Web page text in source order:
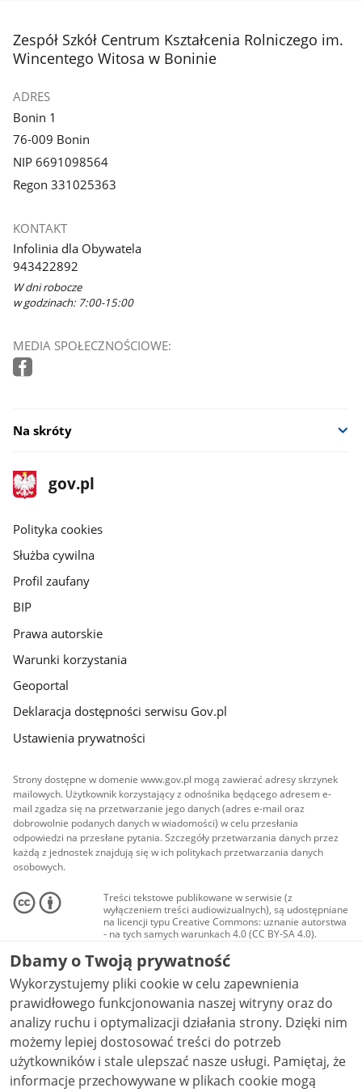
stopka
Zespół Szkół Centrum Kształcenia Rolniczego im.
Wincentego Witosa w Boninie
ADRES
Bonin 1
76-009 Bonin
NIP 6691098564
Regon 331025363
KONTAKT
Infolinia dla Obywatela
943422892
W dni robocze
w godzinach: 7:00-15:00
MEDIA SPOŁECZNOŚCIOWE:
Na skróty
stopka
gov.pl
Strona
gov.pl
gov.pl
Polityka cookies
Służba cywilna
Profil zaufany
BIP
Prawa autorskie
Warunki korzystania
Geoportal
Deklaracja dostępności serwisu Gov.pl
Ustawienia prywatności
Strony dostępne w domenie www.gov.pl mogą zawierać adresy skrzynek
mailowych. Użytkownik korzystający z odnośnika będącego adresem e-
mail zgadza się na przetwarzanie jego danych (adres e-mail oraz
dobrowolnie podanych danych w wiadomości) w celu przesłania
odpowiedzi na przesłane pytania. Szczegóły przetwarzania danych przez
każdą z jednostek znajdują się w ich politykach przetwarzania danych
osobowych.
Treści tekstowe publikowane w serwisie (z
wyłączeniem treści audiowizualnych), są udostępniane
na licencji typu Creative Commons: uznanie autorstwa
- na tych samych warunkach 4.0 (CC BY-SA 4.0).
Materiały audiowizualne, w tym zdjęcia, materiały
audio i wideo, są udostępniane na licencji typu
Creative Commons: uznanie autorstwa użycie
niekomercyjne - bez utworów zależnych 4.0 (CC BY-
NC-ND 4.0), o ile nie jest to stwierdzone inaczej.
Dbamy o Twoją prywatność
Wykorzystujemy pliki cookie w celu zapewnienia
prawidłowego funkcjonowania naszej witryny oraz do
analizy ruchu i optymalizacji działania strony. Dzięki nim
możemy lepiej dostosować treści do potrzeb
użytkowników i stale ulepszać nasze usługi. Pamiętaj, że
informacje przechowywane w plikach cookie mogą